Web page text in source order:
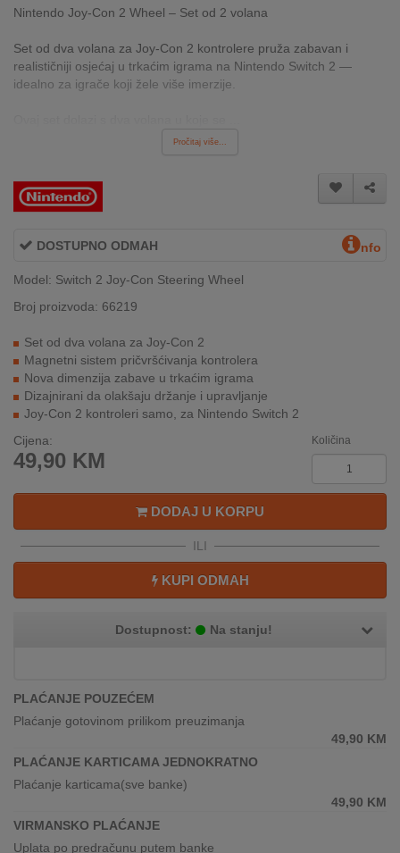
GAME
INTERNO
AKCIJE
U
PONUDI
KONTAKT
KUPOVINA
NA
RATE
REKLAMACIJA
SERVIS
KATALOZI
KUPOVINA
INOSTRANSTVA
OZNAKE
ENERGETSKE
DIGITALIS
Nintendo Joy-Con 2 Wheel – Set od 2 volana
Set od dva volana za Joy-Con 2 kontrolere pruža zabavan i
realističniji osjećaj u trkaćim igrama na Nintendo Switch 2 —
idealno za igrače koji žele više imerzije.
Pročitaj više...
DOSTUPNO ODMAH nfo
Model: Switch 2 Joy-Con Steering Wheel
Broj proizvoda: 66219
Set od dva volana za Joy-Con 2
Magnetni sistem pričvršćivanja kontrolera
Nova dimenzija zabave u trkaćim igrama
Dizajnirani da olakšaju držanje i upravljanje
Joy-Con 2 kontroleri samo, za Nintendo Switch 2
Cijena:
49,90 KM
Količina
DODAJ U KORPU
ILI
KUPI ODMAH
Dostupnost: Na stanju!
PLAĆANJE POUZEĆEM
Plaćanje gotovinom prilikom preuzimanja
49,90 KM
PLAĆANJE KARTICAMA JEDNOKRATNO
Plaćanje karticama(sve banke)
49,90 KM
VIRMANSKO PLAĆANJE
Uplata po predračunu putem banke